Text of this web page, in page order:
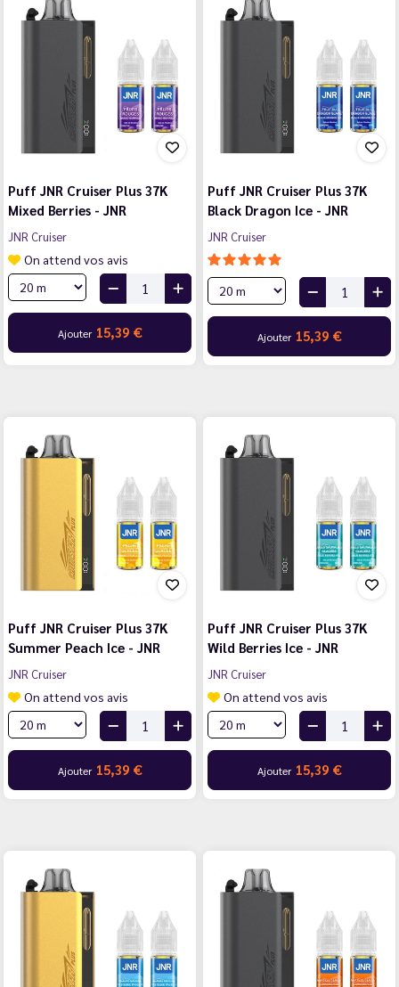
Puff JNR Cruiser Plus 37K
Mixed Berries - JNR
JNR Cruiser
On attend vos avis
Ajouter 15,39 €
Puff JNR Cruiser Plus 37K
Black Dragon Ice - JNR
JNR Cruiser
Ajouter 15,39 €
Puff JNR Cruiser Plus 37K
Summer Peach Ice - JNR
JNR Cruiser
On attend vos avis
Ajouter 15,39 €
Puff JNR Cruiser Plus 37K
Wild Berries Ice - JNR
JNR Cruiser
On attend vos avis
Ajouter 15,39 €